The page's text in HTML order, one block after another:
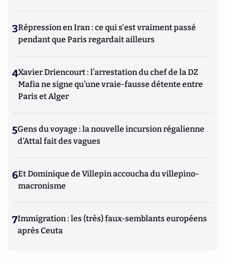
3Répression en Iran : ce qui s'est vraiment passé
pendant que Paris regardait ailleurs
4Xavier Driencourt : l’arrestation du chef de la DZ
Mafia ne signe qu’une vraie-fausse détente entre
Paris et Alger
5Gens du voyage : la nouvelle incursion régalienne
d'Attal fait des vagues
6Et Dominique de Villepin accoucha du villepino-
macronisme
7Immigration : les (très) faux-semblants européens
après Ceuta